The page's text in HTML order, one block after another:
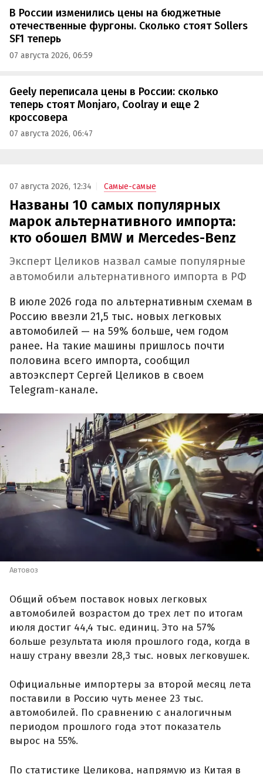
В России изменились цены на бюджетные
отечественные фургоны. Сколько стоят Sollers
SF1 теперь
07 августа 2026, 06:59
Geely переписала цены в России: сколько
теперь стоят Monjaro, Coolray и еще 2
кроссовера
07 августа 2026, 06:47
07 августа 2026, 12:34 Самые-самые
Названы 10 самых популярных
марок альтернативного импорта:
кто обошел BMW и Mercedes-Benz
Эксперт Целиков назвал самые популярные
автомобили альтернативного импорта в РФ
В июле 2026 года по альтернативным схемам в
Россию ввезли 21,5 тыс. новых легковых
автомобилей — на 59% больше, чем годом
ранее. На такие машины пришлось почти
половина всего импорта, сообщил
автоэксперт Сергей Целиков в своем
Telegram-канале.
Автовоз
Общий объем поставок новых легковых
автомобилей возрастом до трех лет по итогам
июля достиг 44,4 тыс. единиц. Это на 57%
больше результата июля прошлого года, когда в
нашу страну ввезли 28,3 тыс. новых легковушек.
Официальные импортеры за второй месяц лета
поставили в Россию чуть менее 23 тыс.
автомобилей. По сравнению с аналогичным
периодом прошлого года этот показатель
вырос на 55%.
По статистике Целикова, напрямую из Китая в